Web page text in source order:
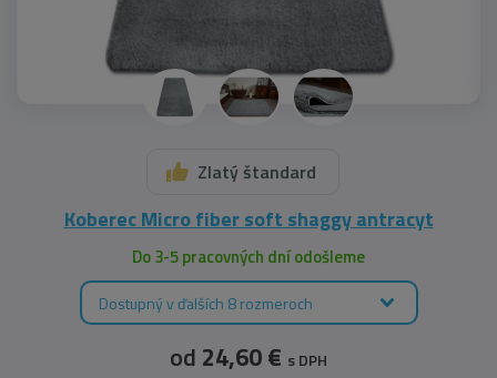
Zlatý štandard
Koberec Micro fiber soft shaggy antracyt
Do 3-5 pracovných dní odošleme
Dostupný v ďalších 8 rozmeroch
od 24,60 € s DPH